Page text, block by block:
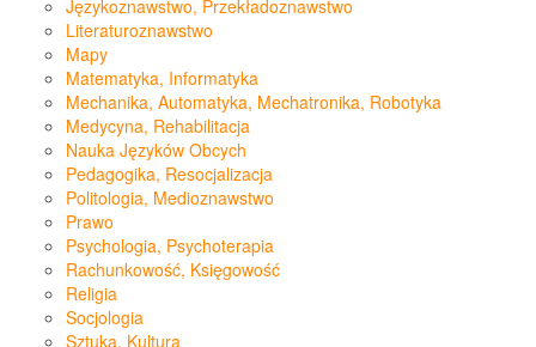
Językoznawstwo, Przekładoznawstwo
Literaturoznawstwo
Mapy
Matematyka, Informatyka
Mechanika, Automatyka, Mechatronika, Robotyka
Medycyna, Rehabilitacja
Nauka Języków Obcych
Pedagogika, Resocjalizacja
Politologia, Medioznawstwo
Prawo
Psychologia, Psychoterapia
Rachunkowość, Księgowość
Religia
Socjologia
Sztuka, Kultura